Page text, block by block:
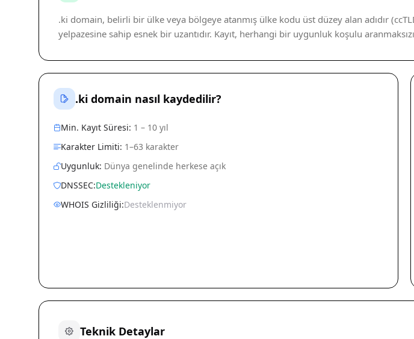
.ki domain, belirli bir ülke veya bölgeye atanmış ülke kodu üst düzey alan adıdır
yelpazesine sahip esnek bir uzantıdır. Kayıt, herhangi bir uygunluk koşulu
.ki domain nasıl kaydedilir?
Min. Kayıt Süresi: 1 – 10 yıl
Karakter Limiti: 1–63 karakter
Uygunluk: Dünya genelinde herkese açık
DNSSEC:Destekleniyor
WHOIS Gizliliği:Desteklenmiyor
Teknik Detaylar